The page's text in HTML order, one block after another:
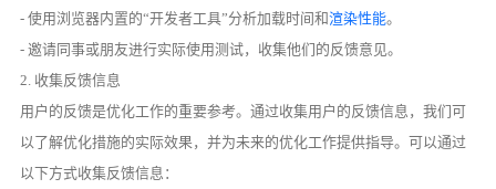
- 使用浏览器内置的“开发者工具”分析加载时间和渲染性能。
- 邀请同事或朋友进行实际使用测试，收集他们的反馈意见。
2. 收集反馈信息
用户的反馈是优化工作的重要参考。通过收集用户的反馈信息，我们可
以了解优化措施的实际效果，并为未来的优化工作提供指导。可以通过
以下方式收集反馈信息：